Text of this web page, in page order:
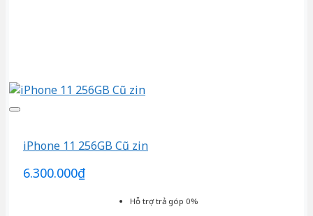
Hỗ trợ trả góp 0%
iPhone 11 256GB Cũ zin
6.300.000₫